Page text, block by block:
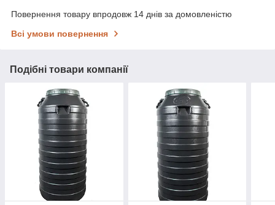
Повернення товару впродовж 14 днів за домовленістю
Всі умови повернення
Подібні товари компанії